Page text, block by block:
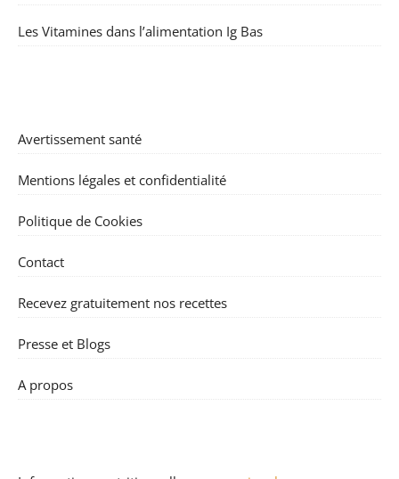
Les Vitamines dans l’alimentation Ig Bas
Avertissement santé
Mentions légales et confidentialité
Politique de Cookies
Contact
Recevez gratuitement nos recettes
Presse et Blogs
A propos